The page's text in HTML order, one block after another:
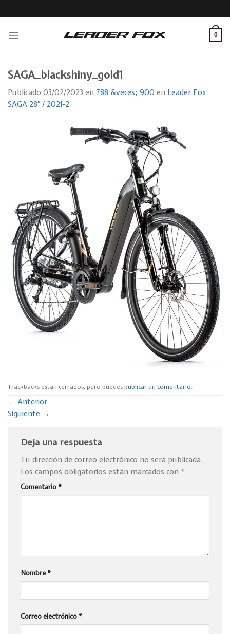
to
0
SAGA_blackshiny_gold1
Publicado 03/02/2023 en 788 &veces; 900 en Leader Fox
SAGA 28″ / 2021-2
Trackbacks están cerrados, pero puedespublicar un comentario.
← Anterior
Siguiente →
Deja una respuesta
Tu dirección de correo electrónico no será publicada.
Los campos obligatorios están marcados con *
Comentario *
Nombre *
Correo electrónico *